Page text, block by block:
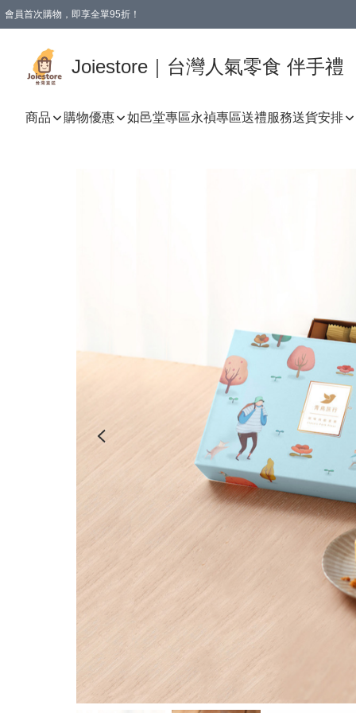
會員首次購物，即享全單95折！
Joiestore｜台灣人氣零食 伴手禮
商品 購物優惠 如邑堂專區永禎專區送禮服務送貨安排